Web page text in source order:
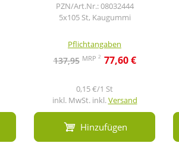
PZN/Art.Nr.: 08032444
5x105 St, Kaugummi
Pflichtangaben
137,95 MRP 2 77,60 €
0,15 €/1 St
inkl. MwSt. inkl.Versand
Hinzufügen